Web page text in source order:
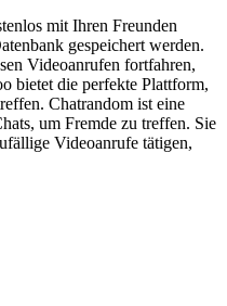
mit Ihren Freunden
gespeichert werden.
Videoanrufen fortfahren,
bietet die perfekte Plattform,
Chatrandom ist eine
um Fremde zu treffen. Sie
Videoanrufe tätigen,